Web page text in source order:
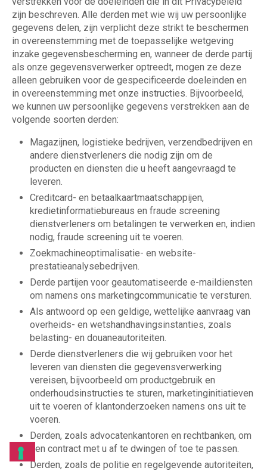
zijn beschreven. Alle derden met wie wij uw persoonlijke
gegevens delen, zijn verplicht deze strikt te beschermen
in overeenstemming met de toepasselijke wetgeving
inzake gegevensbescherming en, wanneer de derde partij
als onze gegevensverwerker optreedt, mogen ze deze
alleen gebruiken voor de gespecificeerde doeleinden en
in overeenstemming met onze instructies. Bijvoorbeeld,
we kunnen uw persoonlijke gegevens verstrekken aan de
volgende soorten derden:
Magazijnen, logistieke bedrijven, verzendbedrijven en
andere dienstverleners die nodig zijn om de
producten en diensten die u heeft aangevraagd te
leveren.
Creditcard- en betaalkaartmaatschappijen,
kredietinformatiebureaus en fraude screening
dienstverleners om betalingen te verwerken en, indien
nodig, fraude screening uit te voeren.
Zoekmachineoptimalisatie- en website-
prestatieanalysebedrijven.
Derde partijen voor geautomatiseerde e-maildiensten
om namens ons marketingcommunicatie te versturen.
Als antwoord op een geldige, wettelijke aanvraag van
overheids- en wetshandhavingsinstanties, zoals
belasting- en douaneautoriteiten.
Derde dienstverleners die wij gebruiken voor het
leveren van diensten die gegevensverwerking
vereisen, bijvoorbeeld om productgebruik en
onderhoudsinstructies te sturen, marketinginitiatieven
uit te voeren of klantonderzoeken namens ons uit te
voeren.
Derden, zoals advocatenkantoren en rechtbanken, om
een contract met u af te dwingen of toe te passen.
Derden, zoals de politie en regelgevende autoriteiten,